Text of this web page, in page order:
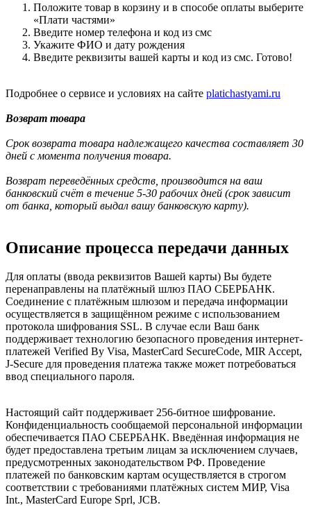
Положите товар в корзину и в способе оплаты выберите
«Плати частями»
Введите номер телефона и код из смс
Укажите ФИО и дату рождения
Введите реквизиты вашей карты и код из смс. Готово!
Подробнее о сервисе и условиях на сайте platichastyami.ru
Возврат товара
Срок возврата товара надлежащего качества составляет 30
дней с момента получения товара.
Возврат переведённых средств, производится на ваш
банковский счёт в течение 5-30 рабочих дней (срок зависит
от банка, который выдал вашу банковскую карту).
Описание процесса передачи данных
Для оплаты (ввода реквизитов Вашей карты) Вы будете
перенаправлены на платёжный шлюз ПАО СБЕРБАНК.
Соединение с платёжным шлюзом и передача информации
осуществляется в защищённом режиме с использованием
протокола шифрования SSL. В случае если Ваш банк
поддерживает технологию безопасного проведения интернет-
платежей Verified By Visa, MasterCard SecureCode, MIR Accept,
J-Secure для проведения платежа также может потребоваться
ввод специального пароля.
Настоящий сайт поддерживает 256-битное шифрование.
Конфиденциальность сообщаемой персональной информации
обеспечивается ПАО СБЕРБАНК. Введённая информация не
будет предоставлена третьим лицам за исключением случаев,
предусмотренных законодательством РФ. Проведение
платежей по банковским картам осуществляется в строгом
соответствии с требованиями платёжных систем МИР, Visa
Int., MasterCard Europe Sprl, JCB.